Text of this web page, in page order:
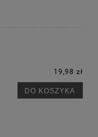
19,98 zł
DO KOSZYKA